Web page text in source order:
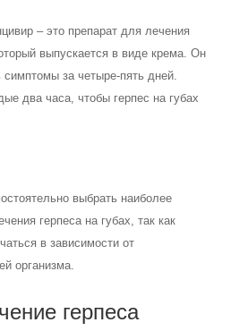
– это препарат для лечения
выпускается в виде крема. Он
симптомы за четыре-пять дней.
два часа, чтобы герпес на губах
выбрать наиболее
герпеса на губах, так как
в зависимости от
организма.
герпеса